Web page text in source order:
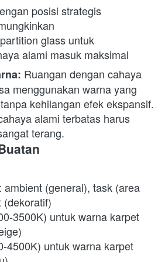
posisi strategis
glass untuk
alami masuk maksimal
Ruangan dengan cahaya
menggunakan warna yang
kehilangan efek ekspansif.
alami terbatas harus
terang.
ambient (general), task (area
3500K) untuk warna karpet
4500K) untuk warna karpet